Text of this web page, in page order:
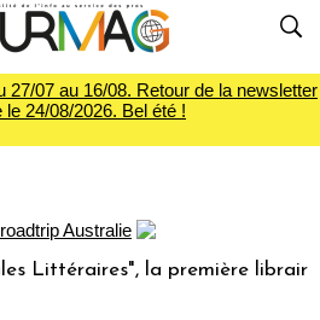
27/07 au 16/08. Retour de la newsletter
le 24/08/2026. Bel été !
la première librairie du